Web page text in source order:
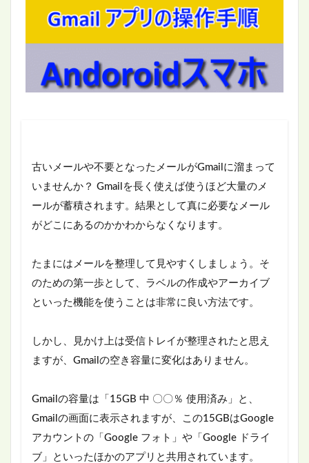
古いメールや不要となったメールがGmailに溜まって
いませんか？ Gmailを長く使えば使うほど大量のメ
ールが蓄積されます。結果として真に必要なメール
がどこにあるのかかわからなくなります。
たまにはメールを整理して見やすくしましょう。そ
のための第一歩として、ラベルの作成やアーカイブ
といった機能を使うことは非常に良い方法です。
しかし、見かけ上は受信トレイが整理されたと思え
ますが、Gmailの空き容量に変化はありません。
Gmailの容量は「15GB 中 〇〇％ 使用済み」と、
Gmailの画面に表示されますが、この15GBはGoogle
アカウントの「Google フォト」や「Google ドライ
ブ」といったほかのアプリと共用されています。